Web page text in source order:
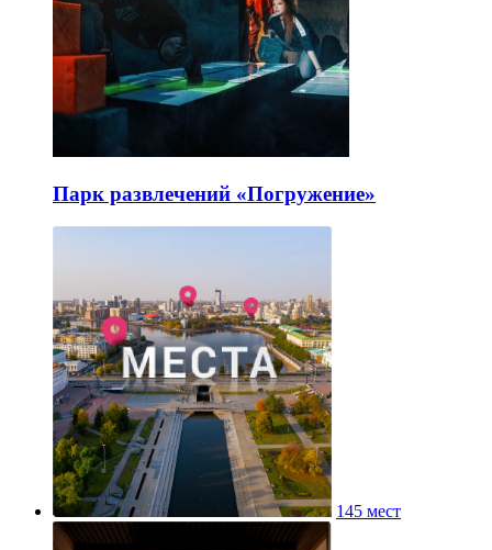
Парк развлечений «Погружение»
145 мест